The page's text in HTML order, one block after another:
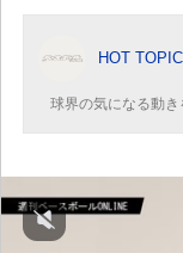
HOT
球界の気になる動き